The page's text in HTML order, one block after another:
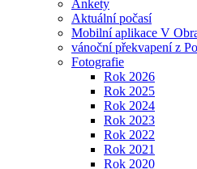
Ankety
Aktuální počasí
Mobilní aplikace V
vánoční překvapení z
Fotografie
Rok 2026
Rok 2025
Rok 2024
Rok 2023
Rok 2022
Rok 2021
Rok 2020